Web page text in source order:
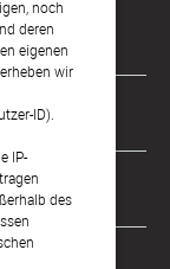
noch
deren
eigenen
wir
ID).
IP-
des